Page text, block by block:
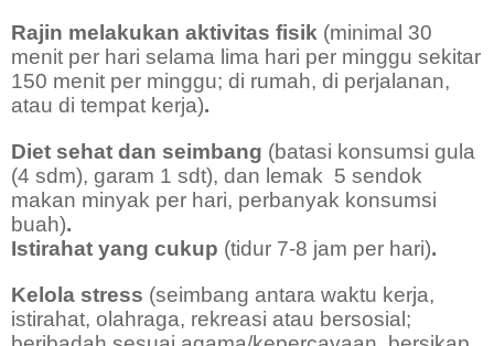
Rajin melakukan aktivitas fisik (minimal 30
menit per hari selama lima hari per minggu sekitar
150 menit per minggu; di rumah, di perjalanan,
atau di tempat kerja).
Diet sehat dan seimbang (batasi konsumsi gula
(4 sdm), garam 1 sdt), dan lemak 5 sendok
makan minyak per hari, perbanyak konsumsi
buah).
Istirahat yang cukup (tidur 7-8 jam per hari).
Kelola stress (seimbang antara waktu kerja,
istirahat, olahraga, rekreasi atau bersosial;